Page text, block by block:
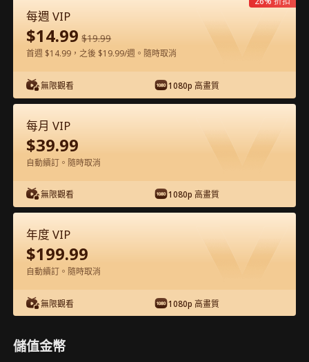
第62集 - 愛你的代價 完整影片
0-49 50-71
每週 VIP
$14.99 $19.99
首週 $14.99，之後 $19.99/週。隨時取消
無限觀看 1080p 高畫質
每月 VIP
$39.99
自動續訂。隨時取消
無限觀看 1080p 高畫質
年度 VIP
$199.99
自動續訂。隨時取消
無限觀看 1080p 高畫質
儲值金幣